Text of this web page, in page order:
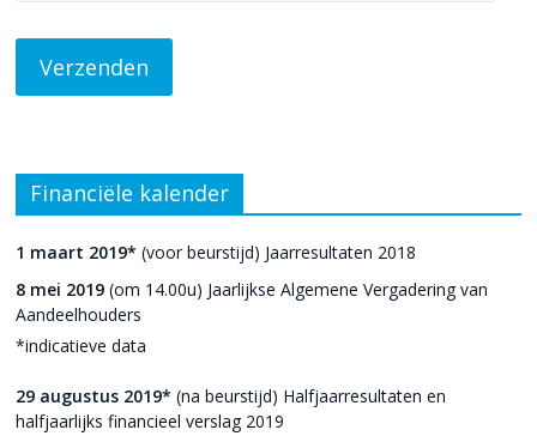
Financiële kalender
1 maart 2019* (voor beurstijd) Jaarresultaten 2018
8 mei 2019 (om 14.00u) Jaarlijkse Algemene Vergadering van
Aandeelhouders
*indicatieve data
29 augustus 2019* (na beurstijd) Halfjaarresultaten en
halfjaarlijks financieel verslag 2019